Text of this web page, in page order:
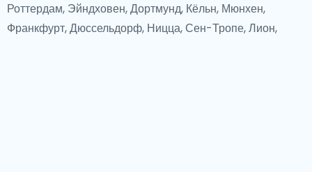
Роттердам, Эйндховен, Дортмунд, Кёльн, Мюнхен,
Франкфурт, Дюссельдорф, Ницца, Сен-Тропе, Лион,